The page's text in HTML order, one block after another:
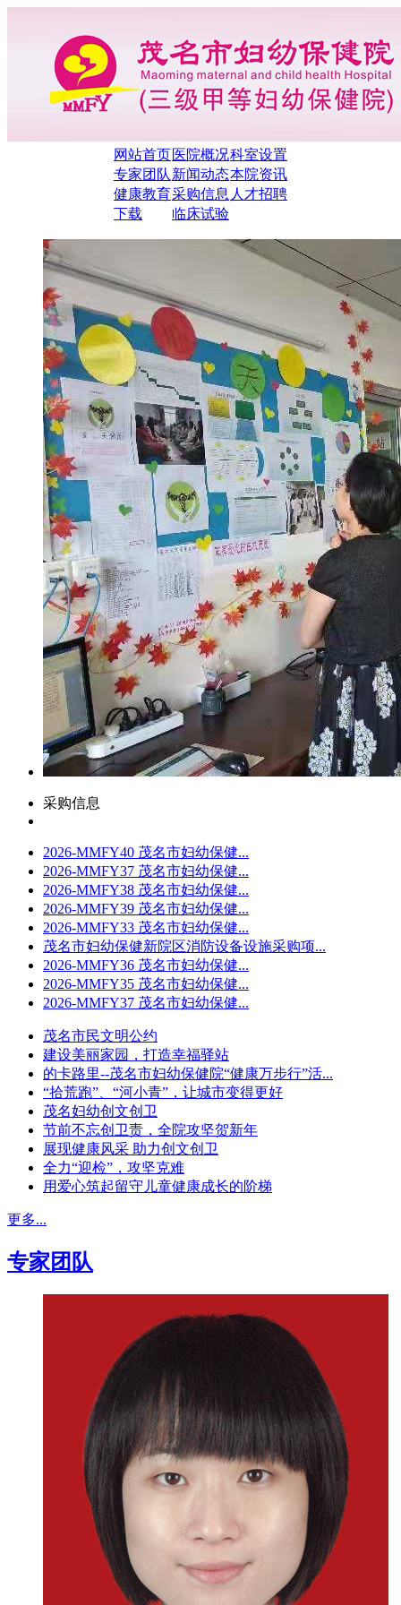
网站首页医院概况科室设置
专家团队 新闻动态本院资讯
健康教育采购信息 人才招聘
下载
临床试验
采购信息
2026-MMFY40 茂名市妇幼保健...
2026-MMFY37 茂名市妇幼保健...
2026-MMFY38 茂名市妇幼保健...
2026-MMFY39 茂名市妇幼保健...
2026-MMFY33 茂名市妇幼保健...
茂名市妇幼保健新院区消防设备设施采购项...
2026-MMFY36 茂名市妇幼保健...
2026-MMFY35 茂名市妇幼保健...
2026-MMFY37 茂名市妇幼保健...
茂名市民文明公约
建设美丽家园，打造幸福驿站
的卡路里--茂名市妇幼保健院“健康万步行”活...
“拾荒跑”、“河小青”，让城市变得更好
茂名妇幼创文创卫
节前不忘创卫责，全院攻坚贺新年
展现健康风采 助力创文创卫
全力“迎检”，攻坚克难
用爱心筑起留守儿童健康成长的阶梯
更多...
专家团队